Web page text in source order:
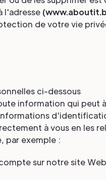
l'adresse
de votre vie
ci-dessous
information qui peut à
à vous en les
par exemple :
sur notre site